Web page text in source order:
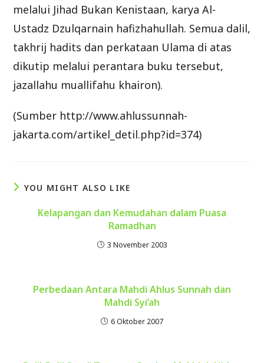
melalui Jihad Bukan Kenistaan, karya Al-
Ustadz Dzulqarnain hafizhahullah. Semua dalil,
takhrij hadits dan perkataan Ulama di atas
dikutip melalui perantara buku tersebut,
jazallahu muallifahu khairon).
(Sumber http://www.ahlussunnah-
jakarta.com/artikel_detil.php?id=374)
YOU MIGHT ALSO LIKE
Kelapangan dan Kemudahan dalam Puasa
Ramadhan
3 November 2003
Perbedaan Antara Mahdi Ahlus Sunnah dan
Mahdi Syi’ah
6 Oktober 2007